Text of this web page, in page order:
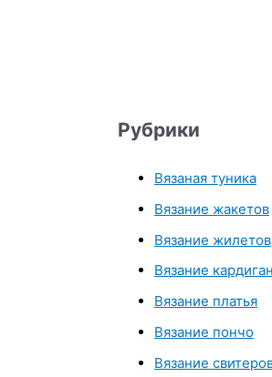
Рубрики
Вязаная туника
Вязание жакетов
Вязание жилетов
Вязание
Вязание платья
Вязание пончо
Вязание